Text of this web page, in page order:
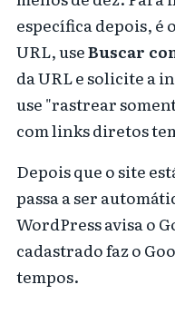
específica depois, é
URL, useBuscar
da URL e solicite a
use "rastrear
com links diretos
Depois que o site
passa a ser
WordPress avisa o
cadastrado faz o
tempos.